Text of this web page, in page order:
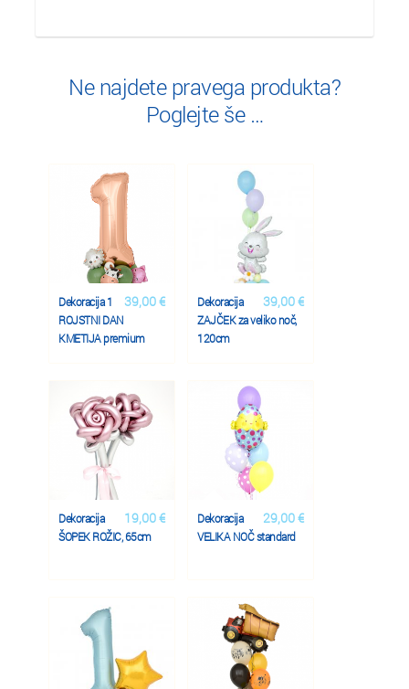
Ne najdete pravega produkta?
Poglejte še …
39,00 €
Dekoracija 1
ROJSTNI DAN
KMETIJA premium
39,00 €
Dekoracija
ZAJČEK za veliko noč,
120cm
19,00 €
Dekoracija
ŠOPEK ROŽIC, 65cm
29,00 €
Dekoracija
VELIKA NOČ standard